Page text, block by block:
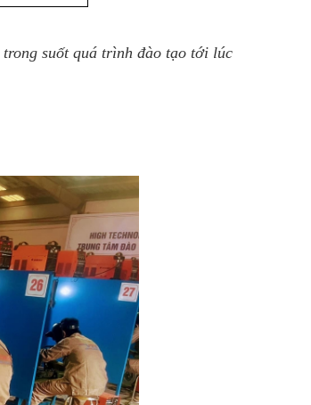
trong suốt quá trình đào tạo tới lúc